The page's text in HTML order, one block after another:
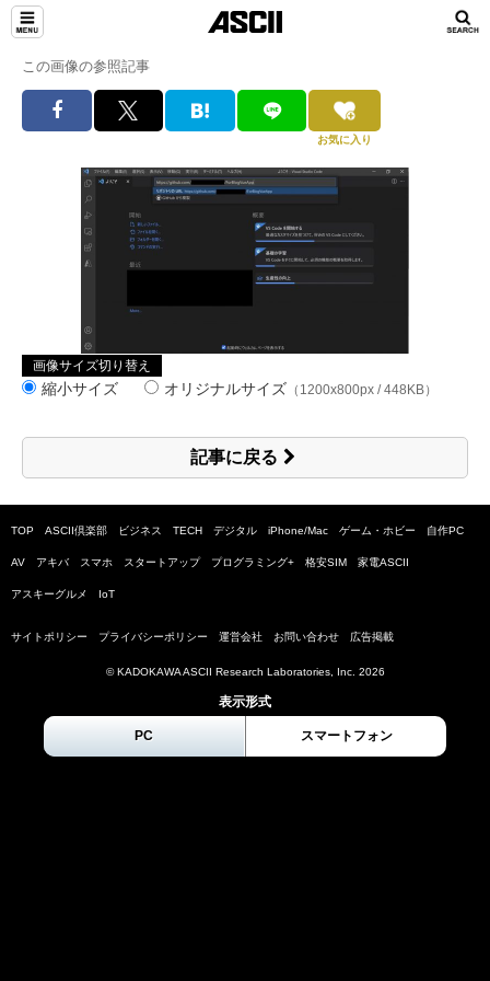
この画像の参照記事
お気に入り
画像サイズ切り替え
縮小サイズ オリジナルサイズ （1200x800px / 448KB）
記事に戻る
TOP ASCII倶楽部 ビジネス TECH デジタル iPhone/Mac ゲーム・ホビー 自作PC
AV アキバ スマホ スタートアップ プログラミング+ 格安SIM 家電ASCII
アスキーグルメ IoT
サイトポリシー プライバシーポリシー 運営会社 お問い合わせ 広告掲載
© KADOKAWA ASCII Research Laboratories, Inc. 2026
表示形式
PC スマートフォン